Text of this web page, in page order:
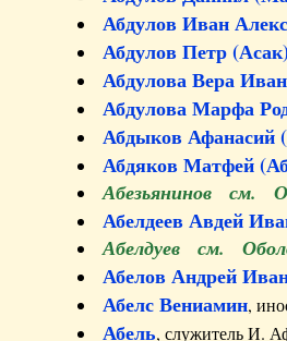
Абдулов Иван
Абдулов Петр
Абдулова Вера
Абдулова Марфа
Абдыков Афанасий
Абдяков Матфей
Абезьянинов см.
Абелдеев Авдей
Абелдуев см.
Абелов Андрей
Абелс Вениамин,
Абель, служитель